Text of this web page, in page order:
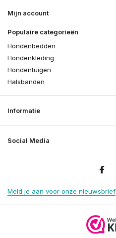
Mijn account
Populaire categorieën
Hondenbedden
Hondenkleding
Hondentuigen
Halsbanden
Informatie
Social Media
Meld je aan voor onze nieuwsbrief